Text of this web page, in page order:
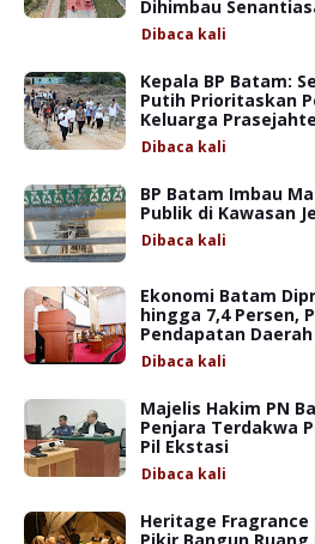
Dihimbau
Dibaca kali
Kepala BP Batam:
Putih Prioritaskan
Keluarga
Dibaca kali
BP Batam Imbau
Publik di Kawasan
Dibaca kali
Ekonomi Batam
hingga 7,4 Persen,
Pendapatan Daerah
Dibaca kali
Majelis Hakim PN
Penjara Terdakwa
Pil Ekstasi
Dibaca kali
Heritage